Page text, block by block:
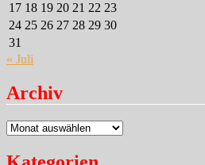
17 18 19 20 21 22 23
24 25 26 27 28 29 30
31
« Juli
Archiv
Archiv